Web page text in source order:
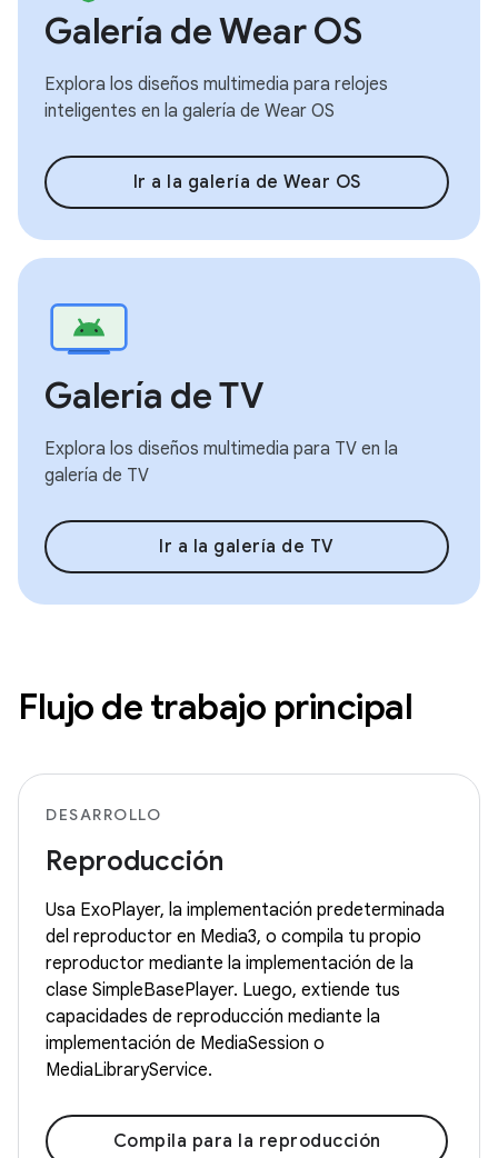
Galería de Wear OS
Explora los diseños multimedia para relojes
inteligentes en la galería de Wear OS
Ir a la galería de Wear OS
Galería de TV
Explora los diseños multimedia para TV en la
galería de TV
Ir a la galería de TV
Flujo de trabajo principal
DESARROLLO
Reproducción
Usa ExoPlayer, la implementación predeterminada
del reproductor en Media3, o compila tu propio
reproductor mediante la implementación de la
clase SimpleBasePlayer. Luego, extiende tus
capacidades de reproducción mediante la
implementación de MediaSession o
MediaLibraryService.
Compila para la reproducción